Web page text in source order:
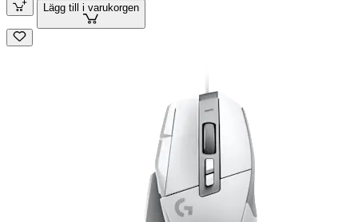
Lägg till i varukorgen